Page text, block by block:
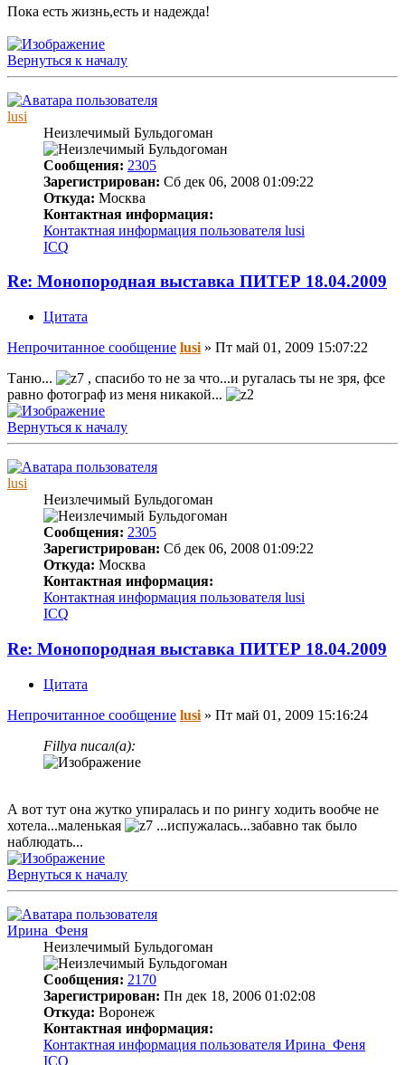
Пока есть жизнь,есть и надежда!
Вернуться к началу
lusi
Неизлечимый Бульдогоман
Сообщения: 2305
Зарегистрирован: Сб дек 06, 2008 01:09:22
Откуда: Москва
Контактная информация:
Контактная информация пользователя lusi
ICQ
Re: Монопородная выставка ПИТЕР 18.04.2009
Цитата
Непрочитанное сообщение lusi » Пт май 01, 2009 15:07:22
Таню...
, спасибо то не за что...и ругалась ты не зря, фсе
равно фотограф из меня никакой...
Вернуться к началу
lusi
Неизлечимый Бульдогоман
Сообщения: 2305
Зарегистрирован: Сб дек 06, 2008 01:09:22
Откуда: Москва
Контактная информация:
Контактная информация пользователя lusi
ICQ
Re: Монопородная выставка ПИТЕР 18.04.2009
Цитата
Непрочитанное сообщение lusi » Пт май 01, 2009 15:16:24
Fillya писал(а):
А вот тут она жутко упиралась и по рингу ходить вообче не
хотела...маленькая
...испужалась...забавно так было
наблюдать...
Вернуться к началу
Ирина_Феня
Неизлечимый Бульдогоман
Сообщения: 2170
Зарегистрирован: Пн дек 18, 2006 01:02:08
Откуда: Воронеж
Контактная информация:
Контактная информация пользователя Ирина_Феня
ICQ